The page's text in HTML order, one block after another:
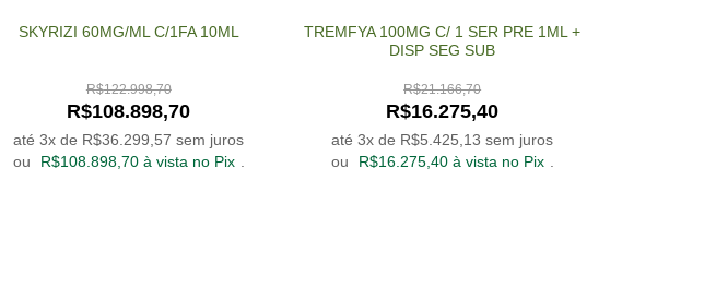
SKYRIZI 60MG/ML C/1FA 10ML
R$122.998,70
R$108.898,70
até 3x de R$36.299,57 sem juros
ou
R$108.898,70à vista no Pix
TREMFYA 100MG C/ 1 SER PRE 1ML +
DISP SEG SUB
R$21.166,70
R$16.275,40
até 3x de R$5.425,13 sem juros
ou
R$16.275,40à vista no Pix